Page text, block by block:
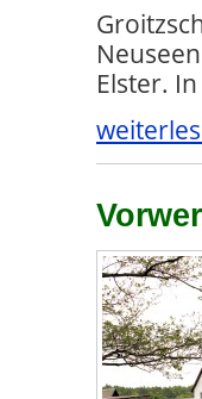
Elster.